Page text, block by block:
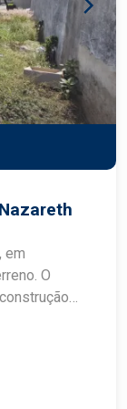
alto
do
sua
em
O
terreno -